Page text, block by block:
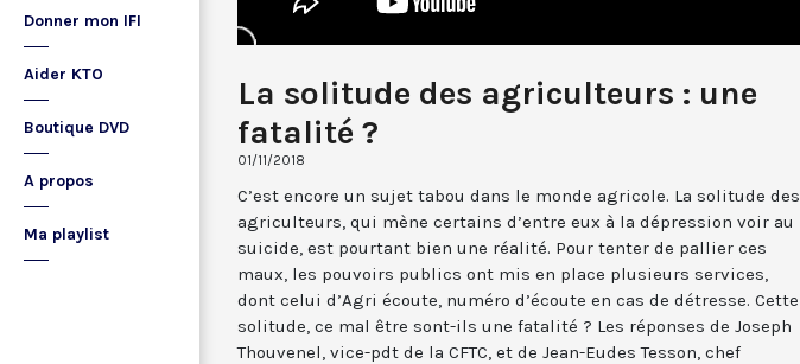
Donner mon IFI
Aider KTO
Boutique DVD
A propos
Ma playlist
La solitude des agriculteurs : une
fatalité ?
01/11/2018
C’est encore un sujet tabou dans le monde agricole. La solitude des
agriculteurs, qui mène certains d’entre eux à la dépression voir au
suicide, est pourtant bien une réalité. Pour tenter de pallier ces
maux, les pouvoirs publics ont mis en place plusieurs services,
dont celui d’Agri écoute, numéro d’écoute en cas de détresse. Cette
solitude, ce mal être sont-ils une fatalité ? Les réponses de Joseph
Thouvenel, vice-pdt de la CFTC, et de Jean-Eudes Tesson, chef